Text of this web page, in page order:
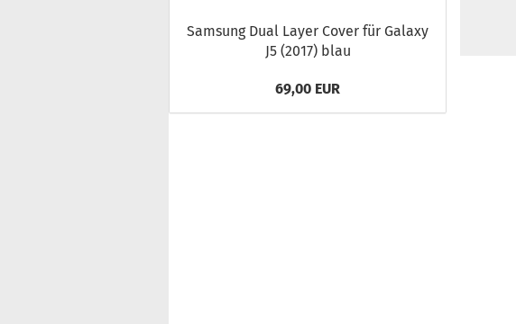
Sam­sung Dual Layer Cover für Ga­la­xy
J5 (2017) blau
69,00 EUR